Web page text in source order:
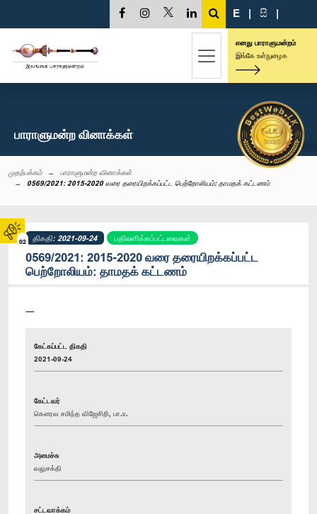
02
E | සි |
எனது பாராளுமன்றம்
இங்கே உள்நுழைக
பாராளுமன்ற வினாக்கள்
முதற்பக்கம்
பாராளுமன்ற வினாக்கள்
0569/2021: 2015-2020 வரை தரையிறக்கப்பட்ட பெற்றோலியம்: தாமதக் கட்டணம்
திகதி: 2021-09-24 பதிலளிக்கப்பட்டவைகள்
0569/2021: 2015-2020 வரை தரையிறக்கப்பட்ட
பெற்றோலியம்: தாமதக் கட்டணம்
----
கேட்கப்பட்ட திகதி
2021-09-24
கேட்டவர்
கௌரவ சமிந்த விஜேசிறி, பா.உ.
அமைச்சு
வலுசக்தி
சட்டவாக்கம்